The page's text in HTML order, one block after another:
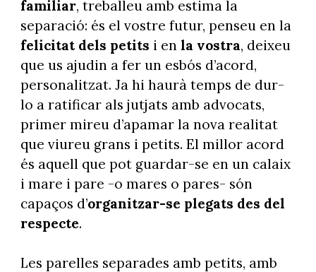
familiar, treballeu amb estima la
separació: és el vostre futur, penseu en la
felicitat dels petits i enla vostra, deixeu
que us ajudin a fer un esbós d’acord,
personalitzat. Ja hi haurà temps de dur-
lo a ratificar als jutjats amb advocats,
primer mireu d’apamar la nova realitat
que viureu grans i petits. El millor acord
és aquell que pot guardar-se en un calaix
i mare i pare -o mares o pares- són
capaços d’organitzar-se plegats des del
respecte.
Les parelles separades amb petits, amb